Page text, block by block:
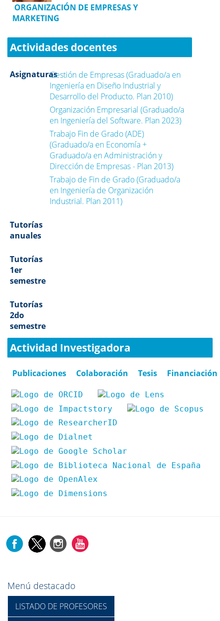
ORGANIZACIÓN DE EMPRESAS Y
MARKETING
Actividades docentes
AsignaturasGestión de Empresas (Graduado/a en
Ingeniería en Diseño Industrial y
Desarrollo del Producto. Plan 2010)
Organización Empresarial (Graduado/a
en Ingeniería del Software. Plan 2023)
Trabajo Fin de Grado (ADE)
(Graduado/a en Economía +
Graduado/a en Administración y
Dirección de Empresas - Plan 2013)
Trabajo de Fin de Grado (Graduado/a
en Ingeniería de Organización
Industrial. Plan 2011)
Tutorías
anuales
Tutorías
1er
semestre
Tutorías
2do
semestre
Actividad Investigadora
Publicaciones Colaboración Tesis Financiación
Menú destacado
LISTADO DE PROFESORES